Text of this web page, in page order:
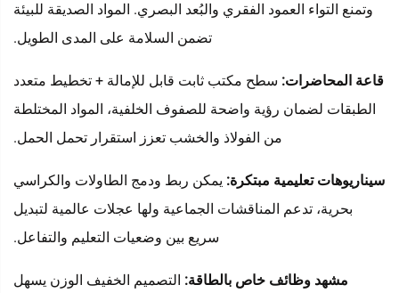
وتمنع التواء العمود الفقري والبُعد البصري. المواد الصديقة للبيئة
تضمن السلامة على المدى الطويل.
قاعة المحاضرات: سطح مكتب ثابت قابل للإمالة + تخطيط متعدد
الطبقات لضمان رؤية واضحة للصفوف الخلفية، المواد المختلطة
من الفولاذ والخشب تعزز استقرار تحمل الحمل.
سيناريوهات تعليمية مبتكرة: يمكن ربط ودمج الطاولات والكراسي
بحرية، تدعم المناقشات الجماعية ولها عجلات عالمية لتبديل
سريع بين وضعيات التعليم والتفاعل.
مشهد وظائف خاص بالطاقة: التصميم الخفيف الوزن يسهل